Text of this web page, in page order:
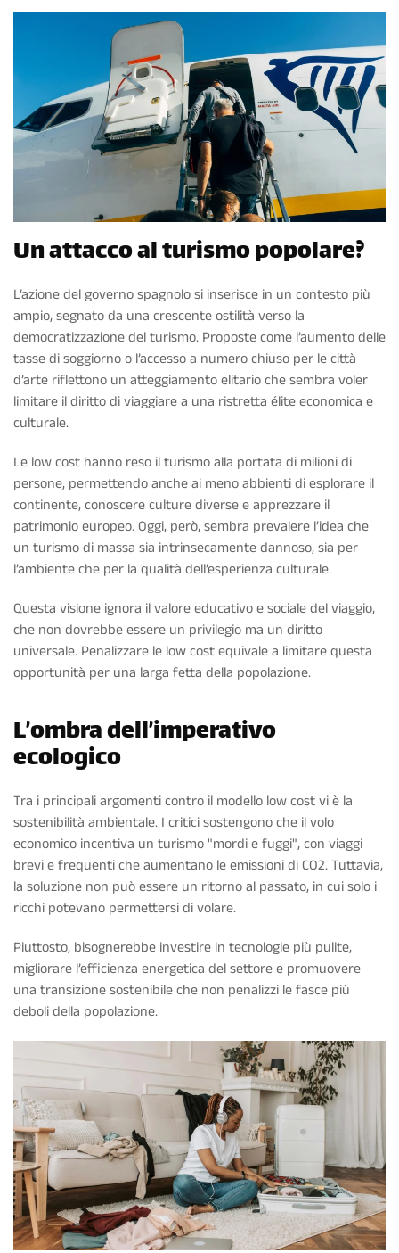
Un attacco al turismo popolare?
L’azione del governo spagnolo si inserisce in un contesto più
ampio, segnato da una crescente ostilità verso la
democratizzazione del turismo. Proposte come l’aumento delle
tasse di soggiorno o l’accesso a numero chiuso per le città
d’arte riflettono un atteggiamento elitario che sembra voler
limitare il diritto di viaggiare a una ristretta élite economica e
culturale.
Le low cost hanno reso il turismo alla portata di milioni di
persone, permettendo anche ai meno abbienti di esplorare il
continente, conoscere culture diverse e apprezzare il
patrimonio europeo. Oggi, però, sembra prevalere l’idea che
un turismo di massa sia intrinsecamente dannoso, sia per
l’ambiente che per la qualità dell’esperienza culturale.
Questa visione ignora il valore educativo e sociale del viaggio,
che non dovrebbe essere un privilegio ma un diritto
universale. Penalizzare le low cost equivale a limitare questa
opportunità per una larga fetta della popolazione.
L’ombra dell’imperativo
ecologico
Tra i principali argomenti contro il modello low cost vi è la
sostenibilità ambientale. I critici sostengono che il volo
economico incentiva un turismo "mordi e fuggi", con viaggi
brevi e frequenti che aumentano le emissioni di CO2. Tuttavia,
la soluzione non può essere un ritorno al passato, in cui solo i
ricchi potevano permettersi di volare.
Piuttosto, bisognerebbe investire in tecnologie più pulite,
migliorare l’efficienza energetica del settore e promuovere
una transizione sostenibile che non penalizzi le fasce più
deboli della popolazione.